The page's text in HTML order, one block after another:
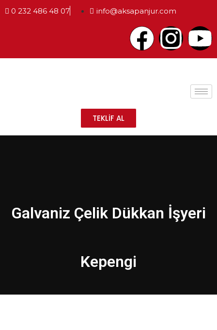
0 232 486 48 07 info@aksapanjur.com
TEKLİF AL
Galvaniz Çelik Dükkan İşyeri
Kepengi